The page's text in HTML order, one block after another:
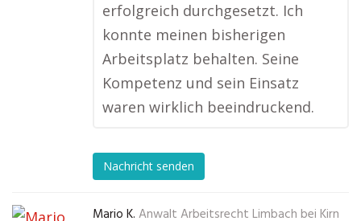
erfolgreich durchgesetzt. Ich
konnte meinen bisherigen
Arbeitsplatz behalten. Seine
Kompetenz und sein Einsatz
waren wirklich beeindruckend.
Nachricht senden
Mario K. Anwalt Arbeitsrecht Limbach bei Kirn